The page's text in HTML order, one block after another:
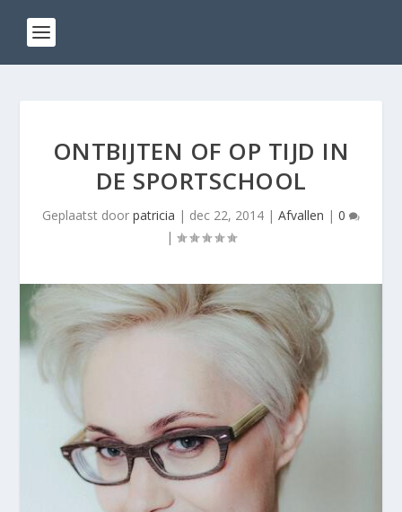
ONTBIJTEN OF OP TIJD IN
DE SPORTSCHOOL
Geplaatst door patricia | dec 22, 2014 | Afvallen | 0
|